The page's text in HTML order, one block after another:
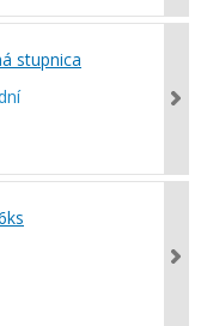
stupnica